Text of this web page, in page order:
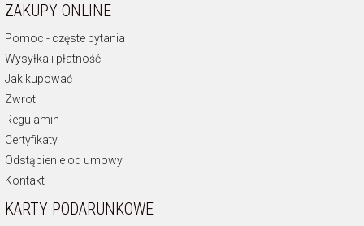
ZAKUPY ONLINE
Pomoc - częste pytania
Wysyłka i płatność
Jak kupować
Zwrot
Regulamin
Certyfikaty
Odstąpienie od umowy
Kontakt
KARTY PODARUNKOWE